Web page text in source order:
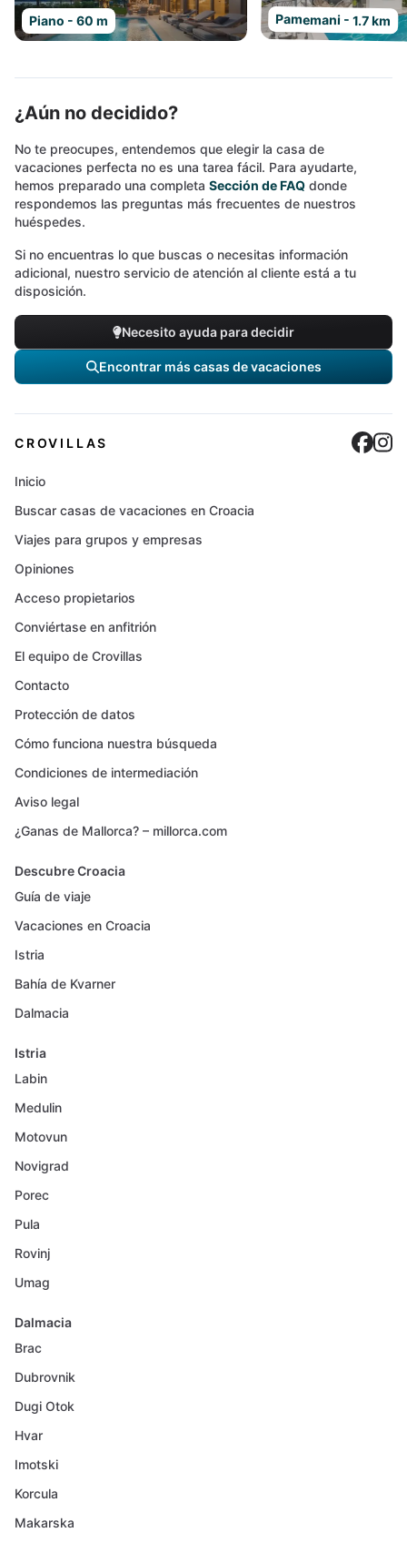
Piano - 60 m Pamemani - 1.7 km
¿Aún no decidido?
No te preocupes, entendemos que elegir la casa de
vacaciones perfecta no es una tarea fácil. Para ayudarte,
hemos preparado una completa Sección de FAQ donde
respondemos las preguntas más frecuentes de nuestros
huéspedes.
Si no encuentras lo que buscas o necesitas información
adicional, nuestro servicio de atención al cliente está a tu
disposición.
Necesito ayuda para decidir
Encontrar más casas de vacaciones
CROVILLAS
Inicio
Buscar casas de vacaciones en Croacia
Viajes para grupos y empresas
Opiniones
Acceso propietarios
Conviértase en anfitrión
El equipo de Crovillas
Contacto
Protección de datos
Cómo funciona nuestra búsqueda
Condiciones de intermediación
Aviso legal
¿Ganas de Mallorca? – millorca.com
Descubre Croacia
Guía de viaje
Vacaciones en Croacia
Istria
Bahía de Kvarner
Dalmacia
Istria
Labin
Medulin
Motovun
Novigrad
Porec
Pula
Rovinj
Umag
Dalmacia
Brac
Dubrovnik
Dugi Otok
Hvar
Imotski
Korcula
Makarska